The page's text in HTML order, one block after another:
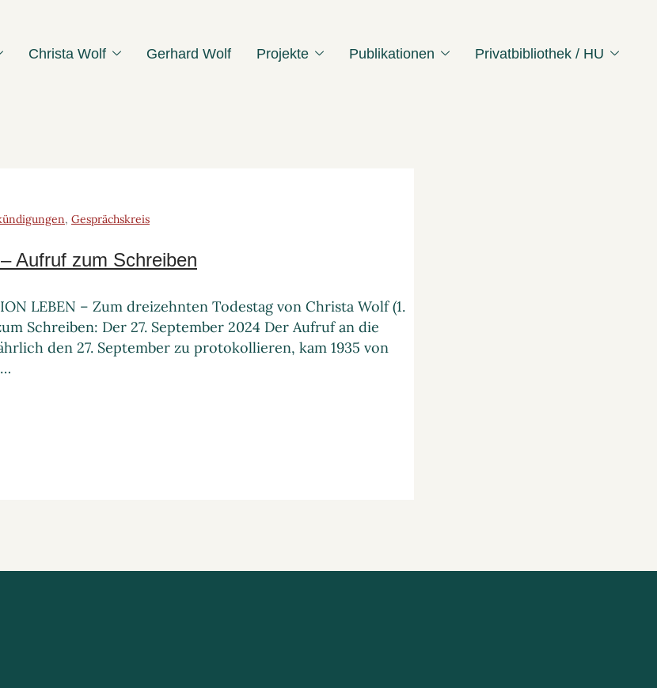
Christa Wolf Gerhard Wolf Projekte Publikationen Privatbibliothek / HU
, Gesprächskreis
Aufruf zum Schreiben
LEBEN – Zum dreizehnten Todestag von Christa Wolf (1.
Schreiben: Der 27. September 2024 Der Aufruf an die
den 27. September zu protokollieren, kam 1935 von